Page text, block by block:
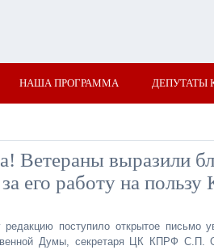
НАША ПРОГРАММА ДЕПУТАТЫ
Ветераны выразили
его работу на пользу
поступило открытое письмо
Думы, секретаря ЦК КПРФ С.П.